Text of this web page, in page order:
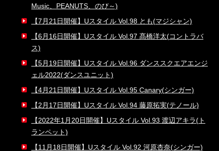
Music、PEANUTS、のび～)
【7月21日開催】Uスタイル Vol.98 とも(マジシャン)
【6月16日開催】Uスタイル Vol.97 髙橋洋太(コントラバ
ス)
【5月19日開催】Uスタイル Vol.96 ダンススクエアエンジ
ェル2022(ダンスユニット)
【4月21日開催】Uスタイル Vol.95 Canary(シンガー)
【2月17日開催】Uスタイル Vol.94 藤原拓実(テノール)
【2022年1月20日開催】Uスタイル Vol.93 渡辺アキラ(ト
ランペット)
【11月18日開催】Uスタイル Vol.92 河原杏奈(シンガー)